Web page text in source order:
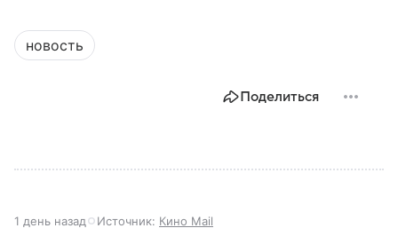
новость
Поделиться
1 день назад Источник: Кино Mail